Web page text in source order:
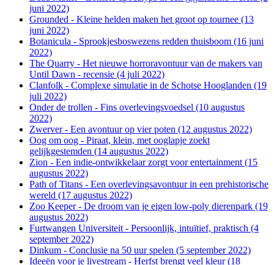
juni 2022)
Grounded - Kleine helden maken het groot op tournee (13
juni 2022)
Botanicula - Sprookjesboswezens redden thuisboom (16 juni
2022)
The Quarry - Het nieuwe horroravontuur van de makers van
Until Dawn - recensie (4 juli 2022)
Clanfolk - Complexe simulatie in de Schotse Hooglanden (19
juli 2022)
Onder de trollen - Fins overlevingsvoedsel (10 augustus
2022)
Zwerver - Een avontuur op vier poten (12 augustus 2022)
Oog om oog - Piraat, klein, met ooglapje zoekt
gelijkgestemden (14 augustus 2022)
Zion - Een indie-ontwikkelaar zorgt voor entertainment (15
augustus 2022)
Path of Titans - Een overlevingsavontuur in een prehistorische
wereld (17 augustus 2022)
Zoo Keeper - De droom van je eigen low-poly dierenpark (19
augustus 2022)
Furtwangen Universiteit - Persoonlijk, intuïtief, praktisch (4
september 2022)
Dinkum - Conclusie na 50 uur spelen (5 september 2022)
Ideeën voor je livestream - Herfst brengt veel kleur (18